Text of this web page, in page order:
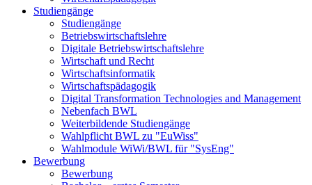
Studiengänge
Studiengänge
Betriebswirtschaftslehre
Digitale Betriebswirtschaftslehre
Wirtschaft und Recht
Wirtschaftsinformatik
Wirtschaftspädagogik
Digital Transformation Technologies and Management
Nebenfach BWL
Weiterbildende Studiengänge
Wahlpflicht BWL zu "EuWiss"
Wahlmodule WiWi/BWL für "SysEng"
Bewerbung
Bewerbung